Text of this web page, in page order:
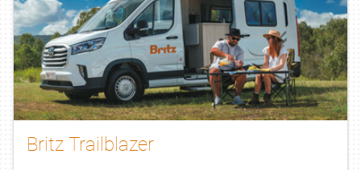
Britz Trailblazer